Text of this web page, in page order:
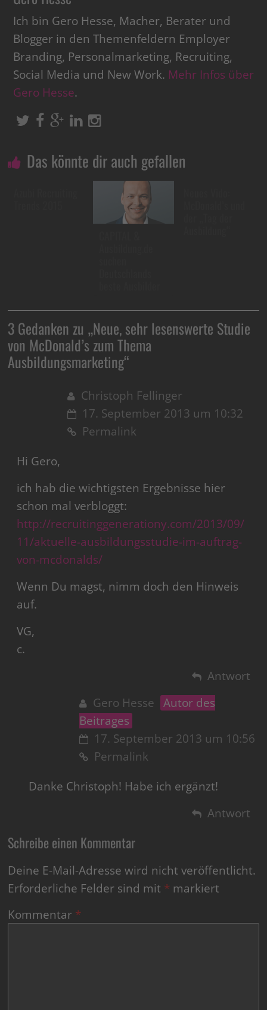
Ich bin Gero Hesse, Macher, Berater und
Blogger in den Themenfeldern Employer
Branding, Personalmarketing, Recruiting,
Social Media und New Work. Mehr Infos über
Gero Hesse.
Das könnte dir auch gefallen
3 Gedanken zu „Neue, sehr lesenswerte Studie
von McDonald’s zum Thema
Ausbildungsmarketing“
Christoph Fellinger
17. September 2013 um 10:32
Permalink
Hi Gero,
ich hab die wichtigsten Ergebnisse hier
schon mal verbloggt:
http://recruitinggenerationy.com/2013/09/
11/aktuelle-ausbildungsstudie-im-auftrag-
von-mcdonalds/
Wenn Du magst, nimm doch den Hinweis
auf.
VG,
c.
Antwort
Gero Hesse
Autor des
Beitrages
17. September 2013 um 10:56
Permalink
Danke Christoph! Habe ich ergänzt!
Antwort
Schreibe einen Kommentar
Deine E-Mail-Adresse wird nicht veröffentlicht.
Erforderliche Felder sind mit * markiert
Kommentar *